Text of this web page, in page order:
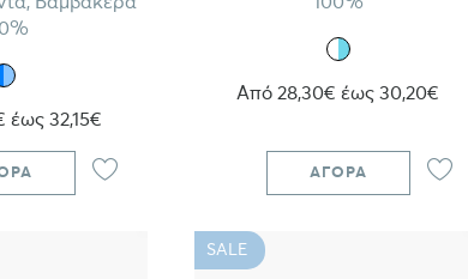
έως 32,15€
Από 28,30€ έως 30,20€
ΑΓΟΡΆ
SALE